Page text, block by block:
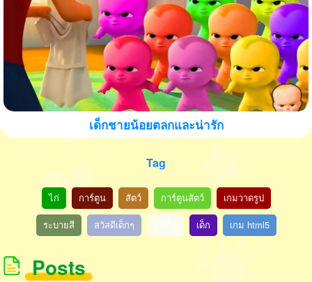
เด็กชายน้อยตลกและน่ารัก
Tag
ไก่ การ์ตูน สัตว์ การ์ตูนสัตว์ เกมวาดรูป
ระบายสี สวัสดีเด็กๆ เด็ก เกม html5
Posts